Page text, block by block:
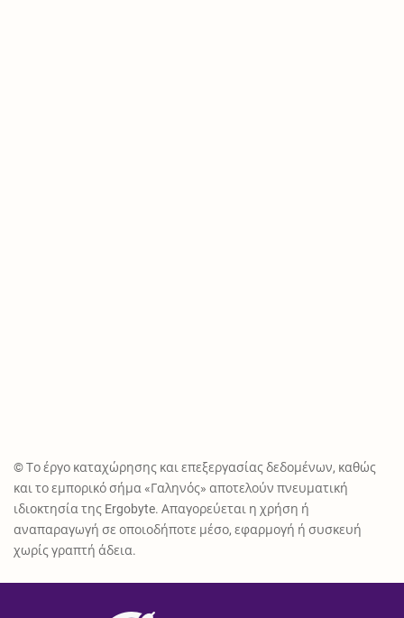
© Το έργο καταχώρησης και επεξεργασίας δεδομένων, καθώς
και το εμπορικό σήμα «Γαληνός» αποτελούν πνευματική
ιδιοκτησία της Ergobyte. Απαγορεύεται η χρήση ή
αναπαραγωγή σε οποιοδήποτε μέσο, εφαρμογή ή συσκευή
χωρίς γραπτή άδεια.